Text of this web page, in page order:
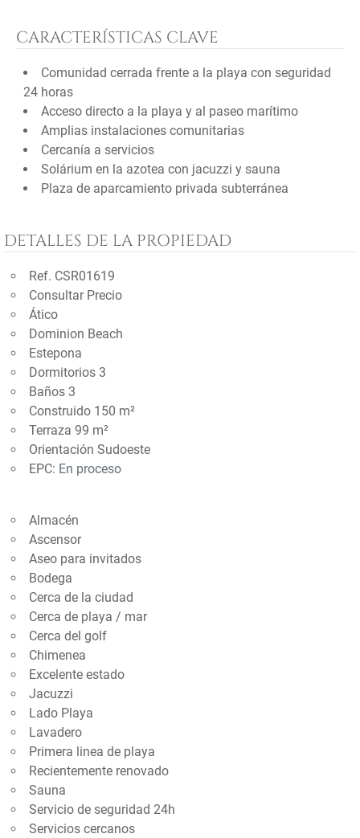
CARACTERÍSTICAS CLAVE
Comunidad cerrada frente a la playa con seguridad
24 horas
Acceso directo a la playa y al paseo marítimo
Amplias instalaciones comunitarias
Cercanía a servicios
Solárium en la azotea con jacuzzi y sauna
Plaza de aparcamiento privada subterránea
DETALLES DE LA PROPIEDAD
Ref. CSR01619
Consultar Precio
Ático
Dominion Beach
Estepona
Dormitorios 3
Baños 3
Construido 150 m²
Terraza 99 m²
Orientación Sudoeste
EPC: En proceso
Almacén
Ascensor
Aseo para invitados
Bodega
Cerca de la ciudad
Cerca de playa / mar
Cerca del golf
Chimenea
Excelente estado
Jacuzzi
Lado Playa
Lavadero
Primera linea de playa
Recientemente renovado
Sauna
Servicio de seguridad 24h
Servicios cercanos